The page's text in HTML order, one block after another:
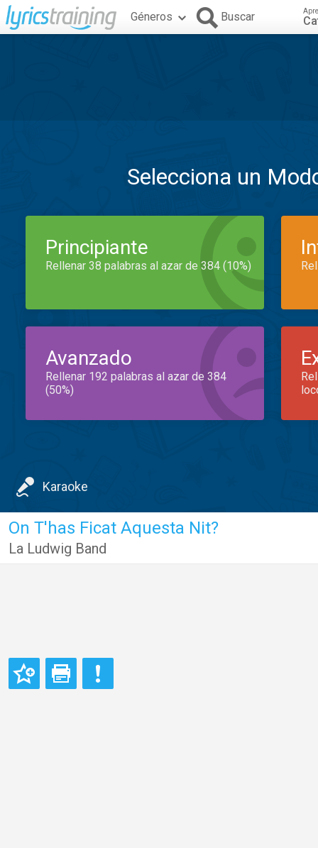
Géneros Buscar
Selecciona un
Principiante
Rellenar 38 palabras al azar de 384 (10%)
Avanzado
Rellenar 192 palabras al azar de 384
(50%)
Karaoke
On T'has Ficat Aquesta Nit?
La Ludwig Band